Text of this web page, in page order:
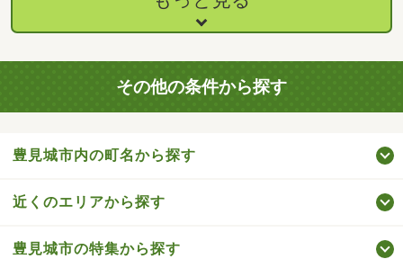
その他の条件から探す
豊見城市内の町名から探す
近くのエリアから探す
豊見城市の特集から探す